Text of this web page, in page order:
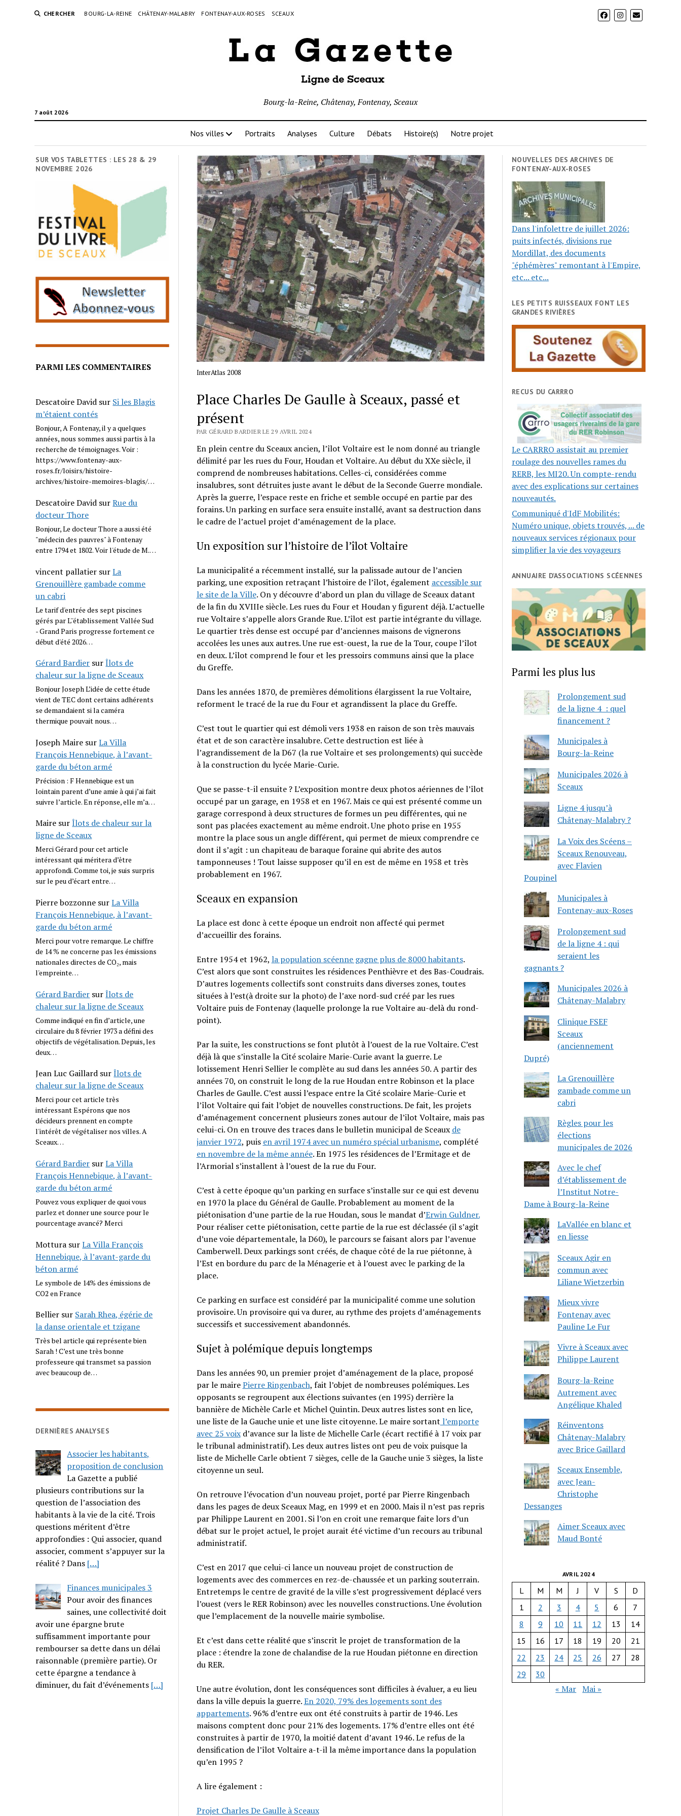
CHERCHER BOURG-LA-REINE CHÂTENAY-MALABRY FONTENAY-AUX-ROSES SCEAUX
7 août 2026
Bourg-la-Reine, Châtenay, Fontenay, Sceaux
Nos villes Portraits Analyses Culture Débats Histoire(s) Notre projet
SUR VOS TABLETTES : LES 28 & 29
NOVEMBRE 2026
PARMI LES COMMENTAIRES
Descatoire David sur Si les Blagis
m’étaient contés
Bonjour, A Fontenay, il y a quelques
années, nous sommes aussi partis à la
recherche de témoignages. Voir :
https://www.fontenay-aux-
roses.fr/loisirs/histoire-
archives/histoire-memoires-blagis/…
Descatoire David surRue du
docteur Thore
Bonjour, Le docteur Thore a aussi été
"médecin des pauvres" à Fontenay
entre 1794 et 1802. Voir l'étude de M.…
vincent pallatier surLa
Grenouillère gambade comme
un cabri
Le tarif d'entrée des sept piscines
gérés par L''établissement Vallée Sud
- Grand Paris progresse fortement ce
début d'été 2026…
Gérard Bardier surÎlots de
chaleur sur la ligne de Sceaux
Bonjour Joseph L’idée de cette étude
vient de TEC dont certains adhérents
se demandaient si la caméra
thermique pouvait nous…
Joseph Maire surLa Villa
François Hennebique, à l’avant-
garde du béton armé
Précision : F Hennebique est un
lointain parent d’une amie à qui j’ai fait
suivre l’article. En réponse, elle m’a…
Maire surÎlots de chaleur sur la
ligne de Sceaux
Merci Gérard pour cet article
intéressant qui méritera d’être
approfondi. Comme toi, je suis surpris
sur le peu d’écart entre…
Pierre bozzonne surLa Villa
François Hennebique, à l’avant-
garde du béton armé
Merci pour votre remarque. Le chiffre
de 14 % ne concerne pas les émissions
nationales directes de CO₂, mais
l'empreinte…
Gérard Bardier surÎlots de
chaleur sur la ligne de Sceaux
Comme indiqué en fin d’article, une
circulaire du 8 février 1973 a défini des
objectifs de végétalisation. Depuis, les
deux…
Jean Luc Gaillard surÎlots de
chaleur sur la ligne de Sceaux
Merci pour cet article très
intéressant Espérons que nos
décideurs prennent en compte
l'intérêt de végétaliser nos villes. A
Sceaux…
Gérard Bardier surLa Villa
François Hennebique, à l’avant-
garde du béton armé
Pouvez vous expliquer de quoi vous
parlez et donner une source pour le
pourcentage avancé? Merci
Mottura surLa Villa François
Hennebique, à l’avant-garde du
béton armé
Le symbole de 14% des émissions de
CO2 en France
Bellier sur Sarah Rhea, égérie de
la danse orientale et tzigane
Très bel article qui représente bien
Sarah ! C’est une très bonne
professeure qui transmet sa passion
avec beaucoup de…
DERNIÈRES ANALYSES
Associer les habitants,
proposition de conclusion
La Gazette a publié
plusieurs contributions sur la
question de l’association des
habitants à la vie de la cité. Trois
questions méritent d’être
approfondies : Qui associer, quand
associer, comment s’appuyer sur la
réalité ? Dans […]
Finances municipales 3
Pour avoir des finances
saines, une collectivité doit
avoir une épargne brute
suffisamment importante pour
rembourser sa dette dans un délai
raisonnable (première partie). Or
cette épargne a tendance à
diminuer, du fait d’événements […]
InterAtlas 2008
Place Charles De Gaulle à Sceaux, passé et
présent
PAR GÉRARD BARDIER LE 29 AVRIL 2024
En plein centre du Sceaux ancien, l’îlot Voltaire est le nom donné au triangle
délimité par les rues du Four, Houdan et Voltaire. Au début du XXe siècle, il
comprend de nombreuses habitations. Celles-ci, considérées comme
insalubres, sont détruites juste avant le début de la Seconde Guerre mondiale.
Après la guerre, l’espace reste en friche et semble occupé en partie par des
forains. Un parking en surface sera ensuite installé, avant sa destruction dans
le cadre de l’actuel projet d’aménagement de la place.
Un exposition sur l’histoire de l’îlot Voltaire
La municipalité a récemment installé, sur la palissade autour de l’ancien
parking, une exposition retraçant l’histoire de l’îlot, également accessible sur
le site de la Ville. On y découvre d’abord un plan du village de Sceaux datant
de la fin du XVIIIe siècle. Les rues du Four et Houdan y figurent déjà. L’actuelle
rue Voltaire s’appelle alors Grande Rue. L’îlot est partie intégrante du village.
Le quartier très dense est occupé par d’anciennes maisons de vignerons
accolées les unes aux autres. Une rue est-ouest, la rue de la Tour, coupe l’îlot
en deux. L’îlot comprend le four et les pressoirs communs ainsi que la place
du Greffe.
Dans les années 1870, de premières démolitions élargissent la rue Voltaire,
reforment le tracé de la rue du Four et agrandissent la place du Greffe.
C’est tout le quartier qui est démoli vers 1938 en raison de son très mauvais
état et de son caractère insalubre. Cette destruction est liée à
l’agrandissement de la D67 (la rue Voltaire et ses prolongements) qui succède
à la construction du lycée Marie-Curie.
Que se passe-t-il ensuite ? L’exposition montre deux photos aériennes de l’îlot
occupé par un garage, en 1958 et en 1967. Mais ce qui est présenté comme un
garage correspond à deux structures de formes un peu différentes, qui ne
sont pas placées exactement au même endroit. Une photo prise en 1955
montre la place sous un angle différent, qui permet de mieux comprendre ce
dont il s’agit : un chapiteau de baraque foraine qui abrite des autos
tamponneuses ! Tout laisse supposer qu’il en est de même en 1958 et très
probablement en 1967.
Sceaux en expansion
La place est donc à cette époque un endroit non affecté qui permet
d’accueillir des forains.
Entre 1954 et 1962, la population scéenne gagne plus de 8000 habitants.
C’est alors que sont construites les résidences Penthièvre et des Bas-Coudrais.
D’autres logements collectifs sont construits dans diverses zones, toutes
situées à l’est(à droite sur la photo) de l’axe nord-sud créé par les rues
Voltaire puis de Fontenay (laquelle prolonge la rue Voltaire au-delà du rond-
point).
Par la suite, les constructions se font plutôt à l’ouest de la rue Voltaire. C’est
déjà là que s’installe la Cité scolaire Marie-Curie avant la guerre. Le
lotissement Henri Sellier le complète au sud dans les années 50. A partir des
années 70, on construit le long de la rue Houdan entre Robinson et la place
Charles de Gaulle. C’est aussi l’espace entre la Cité scolaire Marie-Curie et
l’îlot Voltaire qui fait l’objet de nouvelles constructions. De fait, les projets
d’aménagement concernent plusieurs zones autour de l’ilot Voltaire, mais pas
celui-ci. On en trouve des traces dans le bulletin municipal de Sceaux de
janvier 1972, puis en avril 1974 avec un numéro spécial urbanisme, complété
en novembre de la même année. En 1975 les résidences de l’Ermitage et de
l’Armorial s’installent à l’ouest de la rue du Four.
C’est à cette époque qu’un parking en surface s’installe sur ce qui est devenu
en 1970 la place du Général de Gaulle. Probablement au moment de la
piétonisation d’une partie de la rue Houdan, sous le mandat d’Erwin Guldner.
Pour réaliser cette piétonisation, cette partie de la rue est déclassée (il s’agit
d’une voie départementale, la D60), le parcours se faisant alors par l’avenue
Camberwell. Deux parkings sont créés, de chaque côté de la rue piétonne, à
l’Est en bordure du parc de la Ménagerie et à l’ouest avec le parking de la
place.
Ce parking en surface est considéré par la municipalité comme une solution
provisoire. Un provisoire qui va durer, au rythme des projets d’aménagements
successifs et successivement abandonnés.
Sujet à polémique depuis longtemps
Dans les années 90, un premier projet d’aménagement de la place, proposé
par le mairePierre Ringenbach, fait l’objet de nombreuses polémiques. Les
opposants se regroupent aux élections suivantes (en 1995) derrière la
bannière de Michèle Carle et Michel Quintin. Deux autres listes sont en lice,
une liste de la Gauche unie et une liste citoyenne. Le maire sortant l’emporte
avec 25 voixd’avance sur la liste de Michelle Carle (écart rectifié à 17 voix par
le tribunal administratif). Les deux autres listes ont peu de voix puisque la
liste de Michelle Carle obtient 7 sièges, celle de la Gauche unie 3 sièges, la liste
citoyenne un seul.
On retrouve l’évocation d’un nouveau projet, porté par Pierre Ringenbach
dans les pages de deux Sceaux Mag, en 1999 et en 2000. Mais il n’est pas repris
par Philippe Laurent en 2001. Si l’on en croit une remarque faite lors d’un
débat sur le projet actuel, le projet aurait été victime d’un recours au tribunal
administratif.
C’est en 2017 que celui-ci lance un nouveau projet de construction de
logements avec des commerces en rez-de-chaussée et un parking souterrain.
Entretemps le centre de gravité de la ville s’est progressivement déplacé vers
l’ouest (vers le RER Robinson) avec les nouvelles constructions. Une évolution
que l’emplacement de la nouvelle mairie symbolise.
Et c’est dans cette réalité que s’inscrit le projet de transformation de la
place : étendre la zone de chalandise de la rue Houdan piétonne en direction
du RER.
Une autre évolution, dont les conséquences sont difficiles à évaluer, a eu lieu
dans la ville depuis la guerre.En 2020, 79% des logements sont des
appartements. 96% d’entre eux ont été construits à partir de 1946. Les
maisons comptent donc pour 21% des logements. 17% d’entre elles ont été
construites à partir de 1970, la moitié datent d’avant 1946. Le refus de la
densification de l’îlot Voltaire a-t-il la même importance dans la population
qu’en 1995 ?
A lire également :
Projet Charles De Gaulle à Sceaux
NOUVELLES DES ARCHIVES DE
FONTENAY-AUX-ROSES
Dans l'infolettre de juillet 2026:
puits infectés, divisions rue
Mordillat, des documents
"éphémères" remontant à l'Empire,
etc... etc...
LES PETITS RUISSEAUX FONT LES
GRANDES RIVIÈRES
RECUS DU CARRRO
Le CARRRO assistait au premier
roulage des nouvelles rames du
RERB, les MI20. Un compte-rendu
avec des explications sur certaines
nouveautés.
Communiqué d'IdF Mobilités:
Numéro unique, objets trouvés, ... de
nouveaux services régionaux pour
simplifier la vie des voyageurs
ANNUAIRE D’ASSOCIATIONS SCÉENNES
Parmi les plus lus
Prolongement sud
de la ligne 4 : quel
financement ?
Municipales à
Bourg-la-Reine
Municipales 2026 à
Sceaux
Ligne 4 jusqu’à
Châtenay-Malabry ?
La Voix des Scéens –
Sceaux Renouveau,
avec Flavien
Poupinel
Municipales à
Fontenay-aux-Roses
Prolongement sud
de la ligne 4 : qui
seraient les
gagnants ?
Municipales 2026 à
Châtenay-Malabry
Clinique FSEF
Sceaux
(anciennement
Dupré)
La Grenouillère
gambade comme un
cabri
Règles pour les
élections
municipales de 2026
Avec le chef
d’établissement de
l’Institut Notre-
Dame à Bourg-la-Reine
LaVallée en blanc et
en liesse
Sceaux Agir en
commun avec
Liliane Wietzerbin
Mieux vivre
Fontenay avec
Pauline Le Fur
Vivre à Sceaux avec
Philippe Laurent
Bourg-la-Reine
Autrement avec
Angélique Khaled
Réinventons
Châtenay-Malabry
avec Brice Gaillard
Sceaux Ensemble,
avec Jean-
Christophe
Dessanges
Aimer Sceaux avec
Maud Bonté
AVRIL 2024
L M M J V S
D
1
2 3 4 5 6
7
8
9 10 11 12 13
14
15
16 17 18 19 20
21
22
23 24 25 26 27
28
29
30
« Mar Mai »